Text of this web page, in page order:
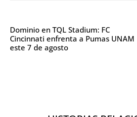
Dominio en TQL Stadium: FC
Cincinnati enfrenta a Pumas UNAM
este 7 de agosto